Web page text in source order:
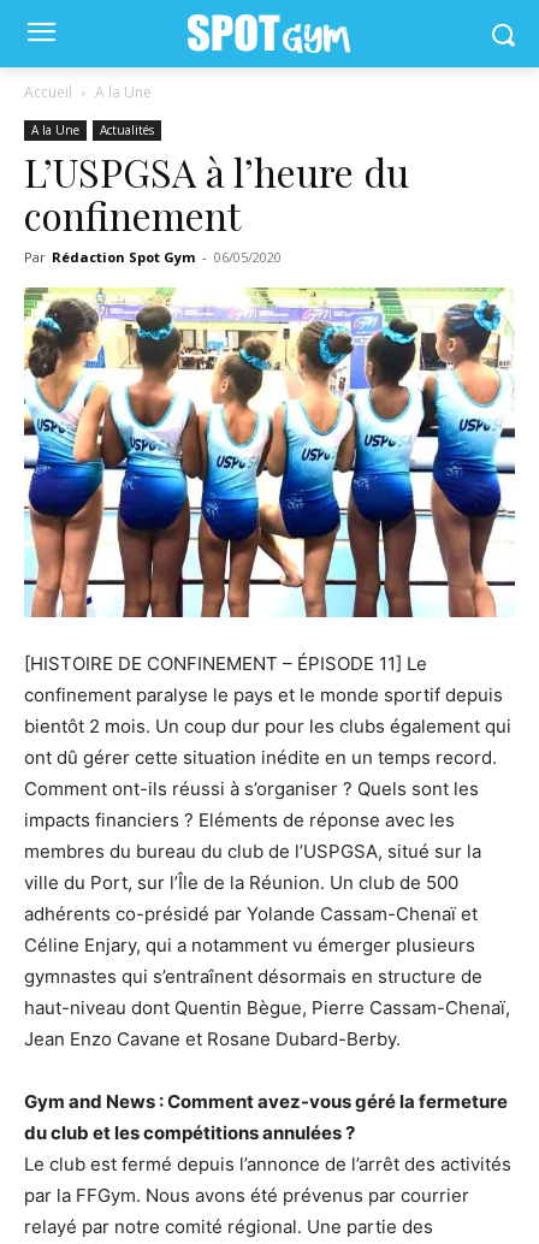
Accueil A la Une
A la Une Actualités
L’USPGSA à l’heure du
confinement
Par Rédaction Spot Gym - 06/05/2020
[HISTOIRE DE CONFINEMENT – ÉPISODE 11] Le
confinement paralyse le pays et le monde sportif depuis
bientôt 2 mois. Un coup dur pour les clubs également qui
ont dû gérer cette situation inédite en un temps record.
Comment ont-ils réussi à s’organiser ? Quels sont les
impacts financiers ? Eléments de réponse avec les
membres du bureau du club de l’USPGSA, situé sur la
ville du Port, sur l’Île de la Réunion. Un club de 500
adhérents co-présidé par Yolande Cassam-Chenaï et
Céline Enjary, qui a notamment vu émerger plusieurs
gymnastes qui s’entraînent désormais en structure de
haut-niveau dont Quentin Bègue, Pierre Cassam-Chenaï,
Jean Enzo Cavane et Rosane Dubard-Berby.
Gym and News : Comment avez-vous géré la fermeture
du club et les compétitions annulées ?
Le club est fermé depuis l’annonce de l’arrêt des activités
par la FFGym. Nous avons été prévenus par courrier
relayé par notre comité régional. Une partie des